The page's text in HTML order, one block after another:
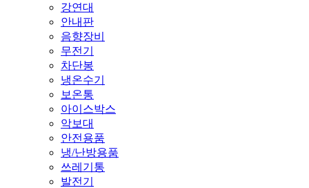
강연대
안내판
음향장비
무전기
차단봉
냉온수기
보온통
아이스박스
악보대
안전용품
냉/난방용품
쓰레기통
발전기